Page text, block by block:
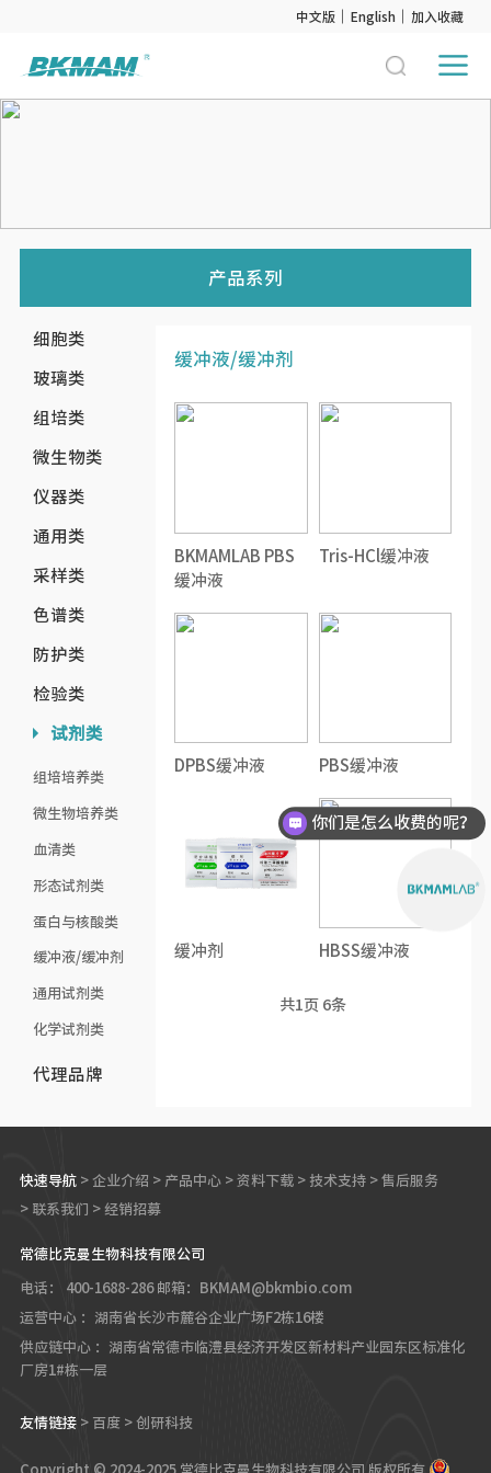
中文版 English 加入收藏
产品系列
细胞类
玻璃类
组培类
微生物类
仪器类
通用类
采样类
色谱类
防护类
检验类
试剂类
组培培养类
微生物培养类
血清类
形态试剂类
蛋白与核酸类
缓冲液/缓冲剂
通用试剂类
化学试剂类
代理品牌
缓冲液/缓冲剂
BKMAMLAB PBS
缓冲液
Tris-HCl缓冲液
DPBS缓冲液 PBS缓冲液
缓冲剂 HBSS缓冲液
共1页 6条
快速导航 > 企业介绍 > 产品中心 > 资料下载 > 技术支持 > 售后服务
> 联系我们 > 经销招募
常德比克曼生物科技有限公司
电话： 400-1688-286邮箱：BKMAM@bkmbio.com
运营中心 ：湖南省长沙市麓谷企业广场F2栋16楼
供应链中心 ：湖南省常德市临澧县经济开发区新材料产业园东区标准化
厂房1#栋一层
友情链接 > 百度 > 创研科技
Copyright © 2024-2025 常德比克曼生物科技有限公司 版权所有
你们是怎么收费的呢？